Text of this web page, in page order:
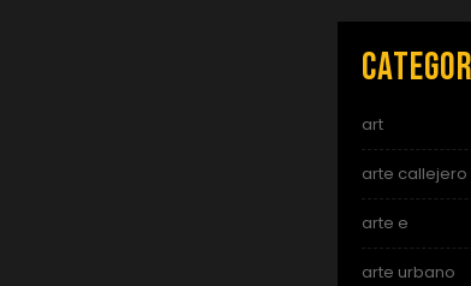
art
arte callejero
arte e
arte urbano